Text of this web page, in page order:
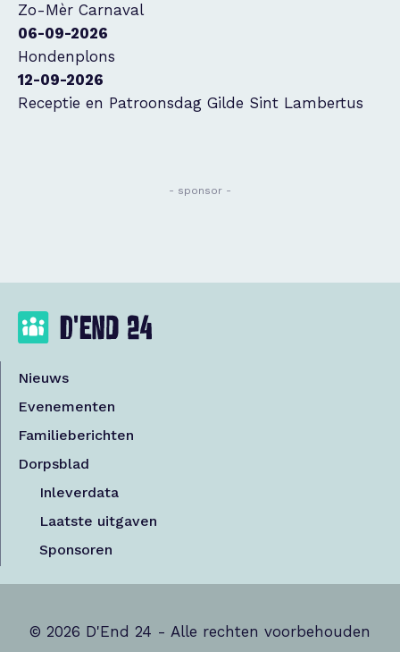
Zo-Mèr Carnaval
06-09-2026
Hondenplons
12-09-2026
Receptie en Patroonsdag Gilde Sint Lambertus
- sponsor -
Nieuws
Evenementen
Familieberichten
Dorpsblad
Inleverdata
Laatste uitgaven
Sponsoren
© 2026 D'End 24 - Alle rechten voorbehouden